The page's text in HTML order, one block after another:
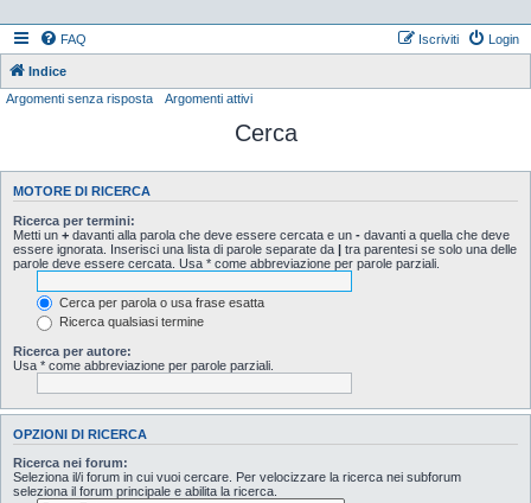
FAQ Login
Iscriviti
Indice
Argomenti senza risposta
Argomenti attivi
Cerca
MOTORE DI RICERCA
Ricerca per termini:
Metti un + davanti alla parola che deve essere cercata e un - davanti a quella che deve
essere ignorata. Inserisci una lista di parole separate da | tra parentesi se solo una delle
parole deve essere cercata. Usa * come abbreviazione per parole parziali.
Cerca per parola o usa frase esatta
Ricerca qualsiasi termine
Ricerca per autore:
Usa * come abbreviazione per parole parziali.
OPZIONI DI RICERCA
Ricerca nei forum:
Seleziona il/i forum in cui vuoi cercare. Per velocizzare la ricerca nei subforum
seleziona il forum principale e abilita la ricerca.